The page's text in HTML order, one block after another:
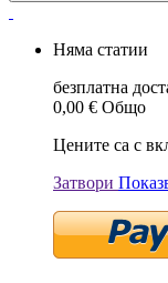
Няма статии
безплатна
0,00 € Общо
Цените са с
Затвори